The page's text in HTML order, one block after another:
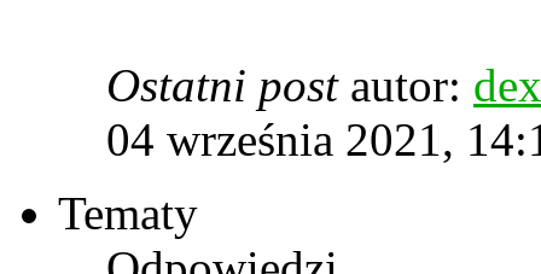
Ostatni post autor:
04 września 2021,
Tematy